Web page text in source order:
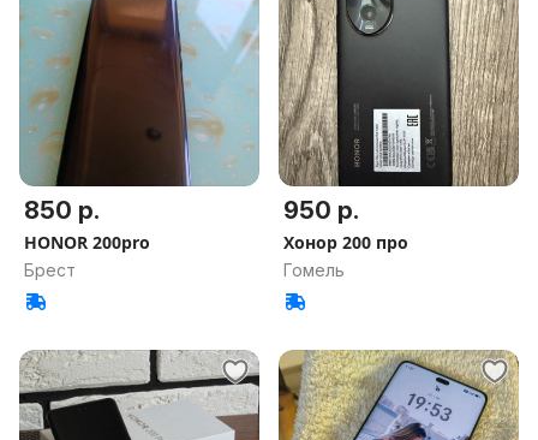
850 р.
HONOR 200pro
Брест
950 р.
Хонор 200 про
Гомель